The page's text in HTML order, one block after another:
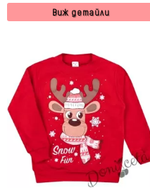
Виж детайли